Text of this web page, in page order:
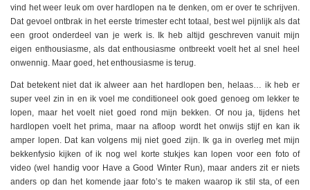
vind het weer leuk om over hardlopen na te denken, om er over te schrijven.
Dat gevoel ontbrak in het eerste trimester echt totaal, best wel pijnlijk als dat
een groot onderdeel van je werk is. Ik heb altijd geschreven vanuit mijn
eigen enthousiasme, als dat enthousiasme ontbreekt voelt het al snel heel
onwennig. Maar goed, het enthousiasme is terug.
Dat betekent niet dat ik alweer aan het hardlopen ben, helaas… ik heb er
super veel zin in en ik voel me conditioneel ook goed genoeg om lekker te
lopen, maar het voelt niet goed rond mijn bekken. Of nou ja, tijdens het
hardlopen voelt het prima, maar na afloop wordt het onwijs stijf en kan ik
amper lopen. Dat kan volgens mij niet goed zijn. Ik ga in overleg met mijn
bekkenfysio kijken of ik nog wel korte stukjes kan lopen voor een foto of
video (wel handig voor Have a Good Winter Run), maar anders zit er niets
anders op dan het komende jaar foto’s te maken waarop ik stil sta, of een